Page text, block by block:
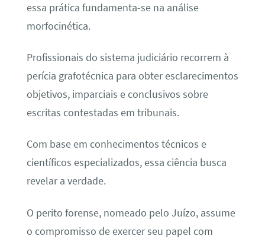
essa prática fundamenta-se na análise
morfocinética.
Profissionais do sistema judiciário recorrem à
perícia grafotécnica para obter esclarecimentos
objetivos, imparciais e conclusivos sobre
escritas contestadas em tribunais.
Com base em conhecimentos técnicos e
científicos especializados, essa ciência busca
revelar a verdade.
O perito forense, nomeado pelo Juízo, assume
o compromisso de exercer seu papel com